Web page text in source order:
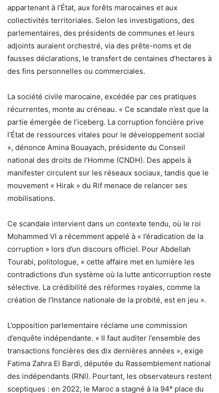
appartenant à l’État, aux forêts marocaines et aux
collectivités territoriales. Selon les investigations, des
parlementaires, des présidents de communes et leurs
adjoints auraient orchestré, via des prête-noms et de
fausses déclarations, le transfert de centaines d’hectares à
des fins personnelles ou commerciales.
La société civile marocaine, excédée par ces pratiques
récurrentes, monte au créneau. « Ce scandale n’est que la
partie émergée de l’iceberg. La corruption foncière prive
l’État de ressources vitales pour le développement social
», dénonce Amina Bouayach, présidente du Conseil
national des droits de l’Homme (CNDH). Des appels à
manifester circulent sur les réseaux sociaux, tandis que le
mouvement « Hirak » du Rif menace de relancer ses
mobilisations.
Ce scandale intervient dans un contexte tendu, où le roi
Mohammed VI a récemment appelé à « l’éradication de la
corruption » lors d’un discours officiel. Pour Abdellah
Tourabi, politologue, « cette affaire met en lumière les
contradictions d’un système où la lutte anticorruption reste
sélective. La crédibilité des réformes royales, comme la
création de l’Instance nationale de la probité, est en jeu ».
L’opposition parlementaire réclame une commission
d’enquête indépendante. « Il faut auditer l’ensemble des
transactions foncières des dix dernières années », exige
Fatima Zahra El Bardi, députée du Rassemblement national
des indépendants (RNI). Pourtant, les observateurs restent
sceptiques : en 2022, le Maroc a stagné à la 94ᵉ place du